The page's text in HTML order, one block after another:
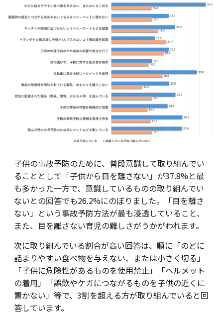
子供の事故予防のために、普段意識して取り組んでい
ることとして「子供から目を離さない」が37.8%と最
も多かった一方で、意識しているものの取り組んでい
ないとの回答でも26.2%にのぼりました。「目を離さ
ない」という事故予防方法が最も浸透していること、
また、目を離さない育児の難しさがうかがわれます。
次に取り組んでいる割合が高い回答は、順に「のどに
詰まりやすい食べ物を与えない、または小さく切る」
「子供に危険性があるものを使用禁止」「ヘルメット
の着用」「誤飲やケガにつながるものを子供の近くに
置かない」等で、3割を超える方が取り組んでいると回
答しています。